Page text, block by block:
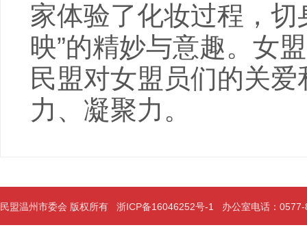
家体验了化妆过程，
映”的精妙与意趣。女
民盟对女盟员们的关
力、凝聚力。
民盟温州市委会 版权所有 浙ICP备16046252号-1 办公室电话：